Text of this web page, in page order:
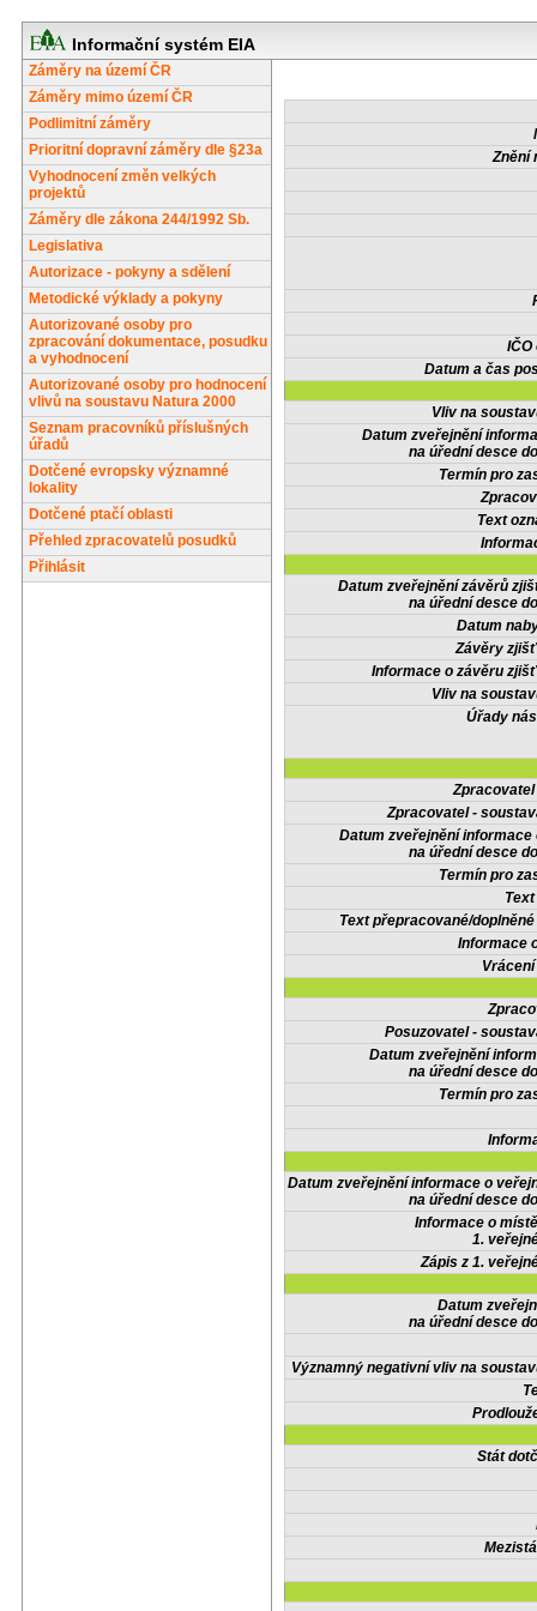
Informační systém EIA
Záměry na území ČR
Záměry mimo území ČR
Podlimitní záměry
Prioritní dopravní záměry dle §23a
Vyhodnocení změn velkých
projektů
Záměry dle zákona 244/1992 Sb.
Legislativa
Autorizace - pokyny a sdělení
Metodické výklady a pokyny
Autorizované osoby pro
zpracování dokumentace, posudku
a vyhodnocení
Autorizované osoby pro hodnocení
vlivů na soustavu Natura 2000
Seznam pracovníků příslušných
úřadů
Dotčené evropsky významné
lokality
Dotčené ptačí oblasti
Přehled zpracovatelů posudků
Přihlásit
Znění
IČO
Datum a čas
Vliv na
Datum zveřejnění
na úřední desce
Termín pro
Text
Datum zveřejnění závěrů
na úřední desce
Datum
Závěry
Informace o závěru
Vliv na
Úřady
Zpracovatel -
Datum zveřejnění informace
na úřední desce
Termín pro
Text přepracované/
Informace
Posuzovatel -
Datum zveřejnění
na úřední desce
Termín pro
Datum zveřejnění informace o
na úřední desce
Informace o
1.
Zápis z 1.
Datum
na úřední desce
Významný negativní vliv na
Stát